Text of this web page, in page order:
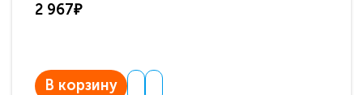
2 967₽
В корзину